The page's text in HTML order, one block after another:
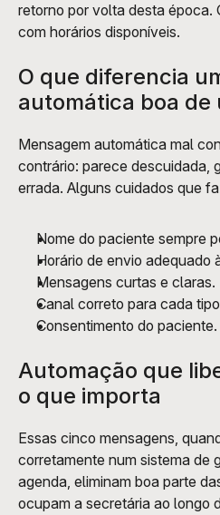
retorno por volta desta época.
com horários disponíveis.
O que diferencia
automática boa de
Mensagem automática mal
contrário: parece descuidada,
errada. Alguns cuidados que
Nome do paciente sempre
Horário de envio adequado
Mensagens curtas e claras.
Canal correto para cada
Consentimento do paciente.
Automação que
o que importa
Essas cinco mensagens,
corretamente num sistema de
agenda, eliminam boa parte
ocupam a secretária ao longo